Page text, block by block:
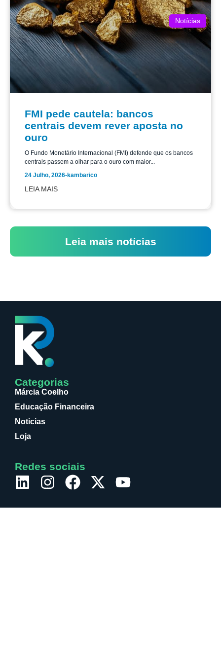
Notícias
FMI pede cautela: bancos
centrais devem rever aposta no
ouro
O Fundo Monetário Internacional (FMI) defende que os bancos
centrais passem a olhar para o ouro com maior...
24 Julho, 2026-kambarico
LEIA MAIS
Leia mais notícias
Categorias
Márcia Coelho
Educação Financeira
Noticias
Loja
Redes sociais